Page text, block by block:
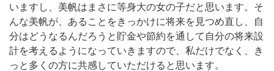
いますし、美帆はまさに等身大の女の子だと思います。そ
んな美帆が、あることをきっかけに将来を見つめ直し、自
分はどうなるんだろうと貯金や節約を通して自分の将来設
計を考えるようになっていきますので、私だけでなく、き
っと多くの方に共感していただけると思います。